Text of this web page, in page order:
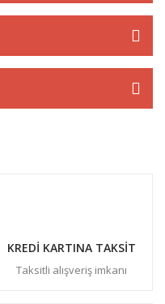
KREDİ KARTINA TAKSİT
Taksitli alışveriş imkanı